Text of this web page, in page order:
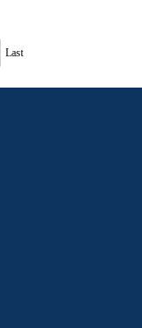
Last